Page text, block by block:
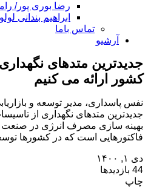
رضا بوری پور/
ابراهیم بندانی
تماس باما
آرشیو
جدیدترین متدهای
کشور ارائه می کنیم
نفس پاسداری، مدیر توسعه و
جدیدترین متدهای نگهداری از
بهینه سازی مصرف انرژی در صنعت
فاکتورهایی است که در کشورها
دی ۱, ۱۴۰۰
44 بازدیدها
چاپ